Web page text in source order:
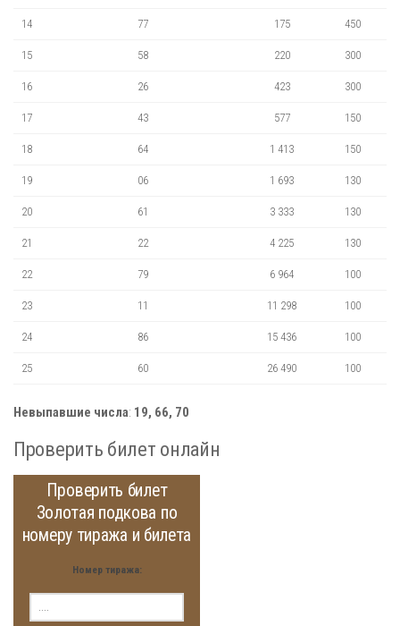
14 77 175 450
15 58 220 300
16 26 423 300
17 43 577 150
18 64 1 413 150
19 06 1 693 130
20 61 3 333 130
21 22 4 225 130
22 79 6 964 100
23 11 11 298 100
24 86 15 436 100
25 60 26 490 100
Невыпавшие числа: 19, 66, 70
Проверить билет онлайн
Проверить билет
Золотая подкова по
номеру тиража и билета
Номер тиража: